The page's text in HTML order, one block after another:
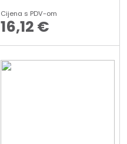
Cijena s PDV-om
16,12 €